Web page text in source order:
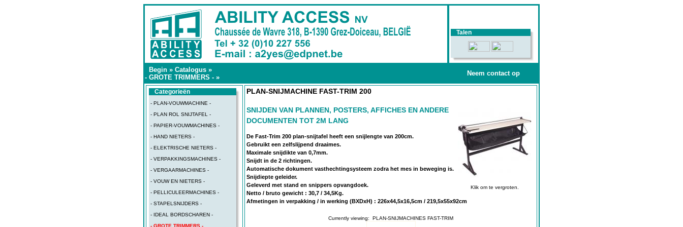
Talen
Begin » Catalogus »
- GROTE TRIMMERS - »
Neem contact op
Categorieën
- PLAN-VOUWMACHINE -
- PLAN ROL SNIJTAFEL -
- PAPIER-VOUWMACHINES -
- HAND NIETERS -
- ELEKTRISCHE NIETERS -
- VERPAKKINGSMACHINES -
- VERGAARMACHINES -
- VOUW EN NIETERS -
- PELLICULEERMACHINES -
- STAPELSNIJDERS -
- IDEAL BORDSCHAREN -
- GROTE TRIMMERS -
PLAN-SNIJMACHINE FAST-TRIM 200
Klik om te vergroten.
SNIJDEN VAN PLANNEN, POSTERS, AFFICHES EN ANDERE
DOCUMENTEN TOT 2M LANG
De Fast-Trim 200 plan-snijtafel heeft een snijlengte van 200cm.
Gebruikt een zelfslijpend draaimes.
Maximale snijdikte van 0,7mm.
Snijdt in de 2 richtingen.
Automatische dokument vasthechtingsysteem zodra het mes in beweging is.
Snijdiepte geleider.
Geleverd met stand en snippers opvangdoek.
Netto / bruto gewicht : 30,7 / 34,5Kg.
Afmetingen in verpakking / in werking (BXDxH) : 226x44,5x16,5cm / 219,5x55x92cm
Currently viewing: PLAN-SNIJMACHINES FAST-TRIM